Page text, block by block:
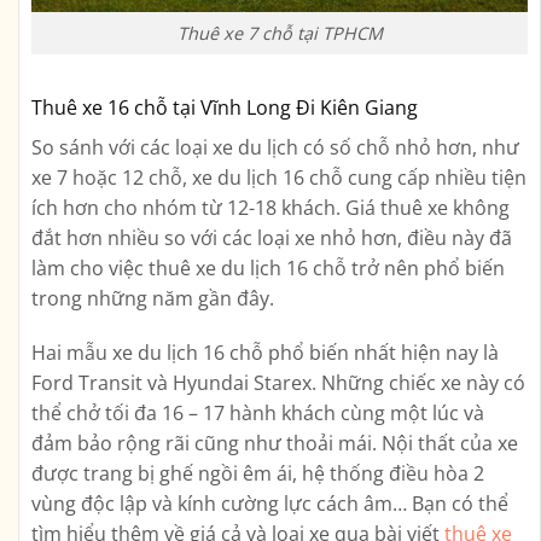
Thuê xe 7 chỗ tại TPHCM
Thuê xe 16 chỗ tại Vĩnh Long Đi Kiên Giang
So sánh với các loại xe du lịch có số chỗ nhỏ hơn, như
xe 7 hoặc 12 chỗ, xe du lịch 16 chỗ cung cấp nhiều tiện
ích hơn cho nhóm từ 12-18 khách. Giá thuê xe không
đắt hơn nhiều so với các loại xe nhỏ hơn, điều này đã
làm cho việc thuê xe du lịch 16 chỗ trở nên phổ biến
trong những năm gần đây.
Hai mẫu xe du lịch 16 chỗ phổ biến nhất hiện nay là
Ford Transit và Hyundai Starex. Những chiếc xe này có
thể chở tối đa 16 – 17 hành khách cùng một lúc và
đảm bảo rộng rãi cũng như thoải mái. Nội thất của xe
được trang bị ghế ngồi êm ái, hệ thống điều hòa 2
vùng độc lập và kính cường lực cách âm… Bạn có thể
tìm hiểu thêm về giá cả và loại xe qua bài viếtthuê xe